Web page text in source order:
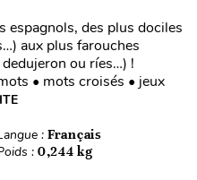
espagnols, des plus dociles
aux plus farouches
ou ríes…) !
• mots croisés • jeux
: Français
: 0,244 kg